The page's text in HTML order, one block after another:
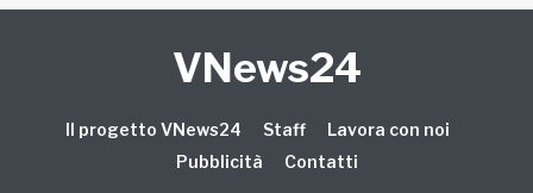
VNews24
Il progetto VNews24 Staff
Lavora con noi
Pubblicità
Contatti